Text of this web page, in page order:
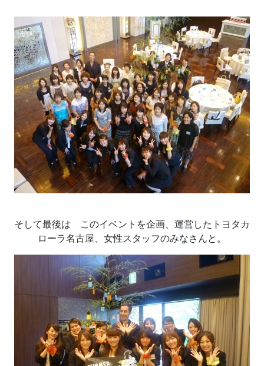
そして最後は このイベントを企画、運営したトヨタカ
ローラ名古屋、女性スタッフのみなさんと。